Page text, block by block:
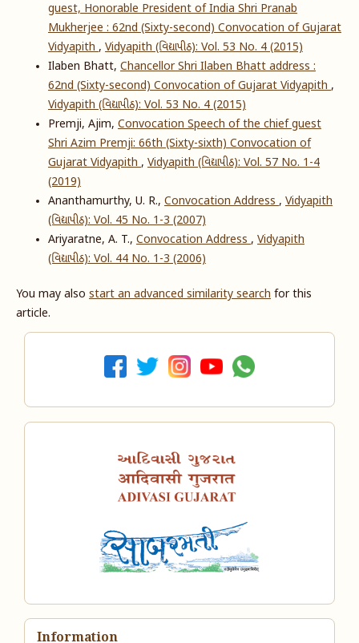
guest, Honorable President of India Shri Pranab
Mukherjee : 62nd (Sixty-second) Convocation of Gujarat
Vidyapith , Vidyapith (વિદ્યાપીઠ): Vol. 53 No. 4 (2015)
Ilaben Bhatt, Chancellor Shri Ilaben Bhatt address :
62nd (Sixty-second) Convocation of Gujarat Vidyapith ,
Vidyapith (વિદ્યાપીઠ): Vol. 53 No. 4 (2015)
Premji, Ajim, Convocation Speech of the chief guest
Shri Azim Premji: 66th (Sixty-sixth) Convocation of
Gujarat Vidyapith , Vidyapith (વિદ્યાપીઠ): Vol. 57 No. 1-4
(2019)
Ananthamurthy, U. R., Convocation Address , Vidyapith
(વિદ્યાપીઠ): Vol. 45 No. 1-3 (2007)
Ariyaratne, A. T., Convocation Address , Vidyapith
(વિદ્યાપીઠ): Vol. 44 No. 1-3 (2006)
You may also start an advanced similarity search for this
article.
Information